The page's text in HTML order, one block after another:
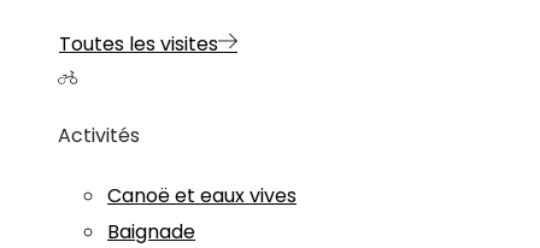
Toutes les visites
Activités
Canoë et eaux vives
Baignade